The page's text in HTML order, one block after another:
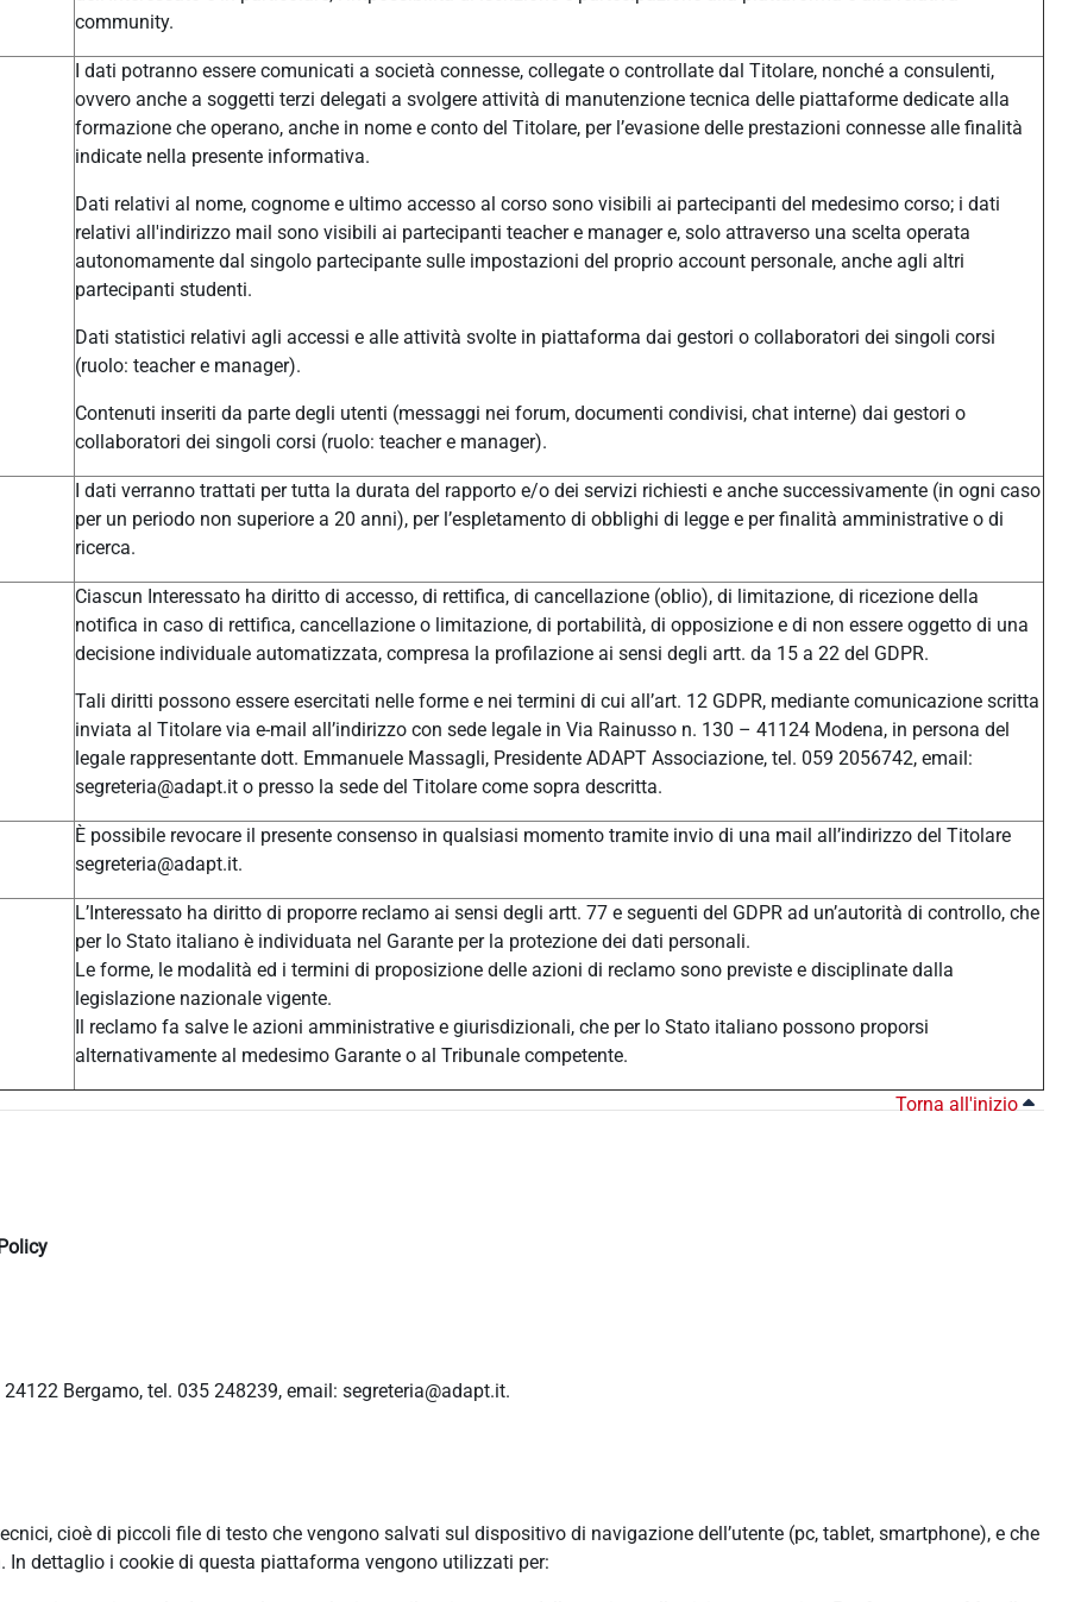
community.
I dati potranno essere comunicati a società connesse, collegate o controllate dal Titolare, nonché a consulenti,
ovvero anche a soggetti terzi delegati a svolgere attività di manutenzione tecnica delle piattaforme dedicate alla
formazione che operano, anche in nome e conto del Titolare, per l’evasione delle prestazioni connesse alle finalità
indicate nella presente informativa.
Dati relativi al nome, cognome e ultimo accesso al corso sono visibili ai partecipanti del medesimo corso; i dati
relativi all'indirizzo mail sono visibili ai partecipanti teacher e manager e, solo attraverso una scelta operata
autonomamente dal singolo partecipante sulle impostazioni del proprio account personale, anche agli altri
partecipanti studenti.
Dati statistici relativi agli accessi e alle attività svolte in piattaforma dai gestori o collaboratori dei singoli corsi
(ruolo: teacher e manager).
Contenuti inseriti da parte degli utenti (messaggi nei forum, documenti condivisi, chat interne) dai gestori o
collaboratori dei singoli corsi (ruolo: teacher e manager).
I dati verranno trattati per tutta la durata del rapporto e/o dei servizi richiesti e anche successivamente (in ogni caso
per un periodo non superiore a 20 anni), per l’espletamento di obblighi di legge e per finalità amministrative o di
ricerca.
Ciascun Interessato ha diritto di accesso, di rettifica, di cancellazione (oblio), di limitazione, di ricezione della
notifica in caso di rettifica, cancellazione o limitazione, di portabilità, di opposizione e di non essere oggetto di una
decisione individuale automatizzata, compresa la profilazione ai sensi degli artt. da 15 a 22 del GDPR.
Tali diritti possono essere esercitati nelle forme e nei termini di cui all’art. 12 GDPR, mediante comunicazione scritta
inviata al Titolare via e-mail all’indirizzo con sede legale in Via Rainusso n. 130 – 41124 Modena, in persona del
legale rappresentante dott. Emmanuele Massagli, Presidente ADAPT Associazione, tel. 059 2056742, email:
segreteria@adapt.it o presso la sede del Titolare come sopra descritta.
È possibile revocare il presente consenso in qualsiasi momento tramite invio di una mail all’indirizzo del Titolare
segreteria@adapt.it.
L’Interessato ha diritto di proporre reclamo ai sensi degli artt. 77 e seguenti del GDPR ad un’autorità di controllo, che
per lo Stato italiano è individuata nel Garante per la protezione dei dati personali.
Le forme, le modalità ed i termini di proposizione delle azioni di reclamo sono previste e disciplinate dalla
legislazione nazionale vigente.
Il reclamo fa salve le azioni amministrative e giurisdizionali, che per lo Stato italiano possono proporsi
alternativamente al medesimo Garante o al Tribunale competente.
Torna all'inizio
Bergamo, tel. 035 248239, email: segreteria@adapt.it.
cioè di piccoli file di testo che vengono salvati sul dispositivo di navigazione dell’utente (pc, tablet, smartphone), e che
dettaglio i cookie di questa piattaforma vengono utilizzati per: